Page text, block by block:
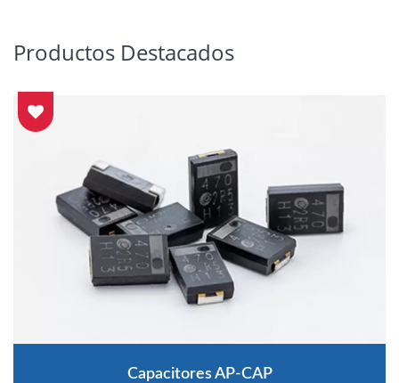
Productos Destacados
Capacitores AP-CAP